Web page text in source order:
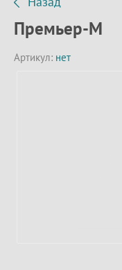
Премьер-М
Артикул: нет